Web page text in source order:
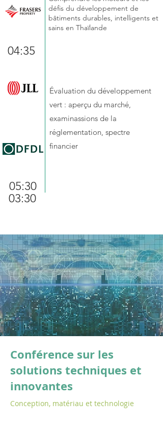
03:30
04:35
Évaluation du développement
vert : aperçu du marché,
examinassions de la
réglementation, spectre
financier
05:30
défis du développement de
bâtiments durables, intelligents et
sains en Thaïlande
Conférence sur les
solutions techniques et
innovantes
Conception, matériau et technologie